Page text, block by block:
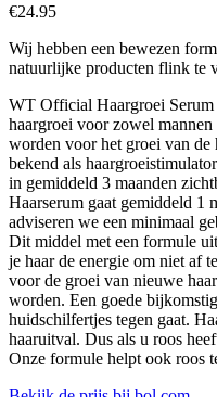
€24.95
Wij hebben een bewezen
natuurlijke producten flink te
WT Official Haargroei Serum
haargroei voor zowel
worden voor het groei van de
bekend als
in gemiddeld 3 maanden
Haarserum gaat gemiddeld 1
adviseren we een minimaal
Dit middel met een formule
je haar de energie om niet af
voor de groei van nieuwe
worden. Een goede
huidschilfertjes tegen gaat.
haaruitval. Dus als u roos
Onze formule helpt ook roos